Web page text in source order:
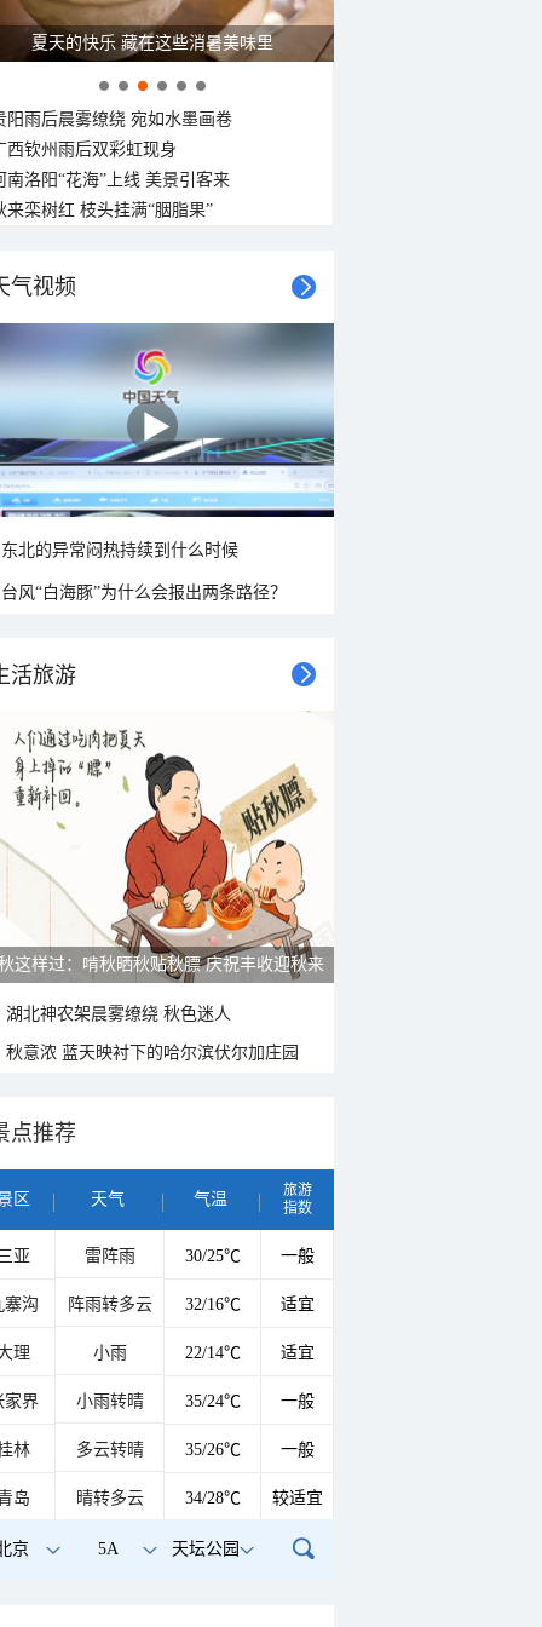
广西南宁：盛夏里的“绿野仙踪”
阳雨后晨雾缭绕 宛如水墨画卷
西钦州雨后双彩虹现身
南洛阳“花海”上线 美景引客来
来栾树红 枝头挂满“胭脂果”
气视频
东北的异常闷热持续到什么时候
台风“白海豚”为什么会报出两条路径？
活旅游
雨后峨眉沟壑尽显 金顶显真容
湖北神农架晨雾缭绕 秋色迷人
秋意浓 蓝天映衬下的哈尔滨伏尔加庄园
点推荐
区 天气 气温
旅游
指数
亚 雷阵雨 30/25℃ 一般
寨沟 阵雨转多云 32/16℃ 适宜
理 小雨 22/14℃ 适宜
家界 小雨转晴 35/24℃ 一般
林 多云转晴 35/26℃ 一般
岛 晴转多云 34/28℃ 较适宜
京 5A 天坛公园